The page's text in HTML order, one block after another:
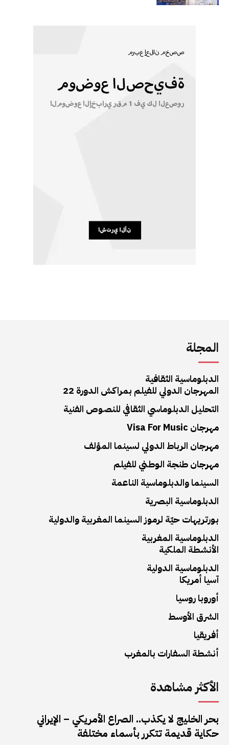
المجلة
الدبلوماسية الثقافية
المهرجان الدولي للفيلم بمراكش الدورة 22
التحليل الدبلوماسي الثقافي للنصوص الفنية
مهرجان Visa For Music
مهرجان الرباط الدولي لسينما المؤلف
مهرجان طنجة الوطني للفيلم
السينما والدبلوماسية الناعمة
الدبلوماسية البصرية
بورتريهات حيّة لرموز السينما المغربية والدولية
الدبلوماسية المغربية
الأنشطة الملكية
الدبلوماسية الدولية
آسيا أمريكا
أوروبا روسيا
الشرق الأوسط
أفريقيا
أنشطة السفارات بالمغرب
الأكثر مشاهدة
بحر الخليج لا يكذب.. الصراع الأمريكي – الإيراني
حكاية قديمة تتكرر بأسماء مختلفة